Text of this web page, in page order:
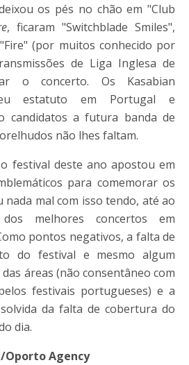
os pés no chão em "Club
, ficaram "Switchblade Smiles",
(por muitos conhecido por
de Liga Inglesa de
o concerto. Os Kasabian
estatuto em Portugal e
candidatos a futura banda de
não lhes faltam.
festival deste ano apostou em
para comemorar os
nada mal com isso tendo, até ao
melhores concertos em
pontos negativos, a falta de
do festival e mesmo algum
áreas (não consentâneo com
festivais portugueses) e a
da falta de cobertura do
dia.
Oporto Agency